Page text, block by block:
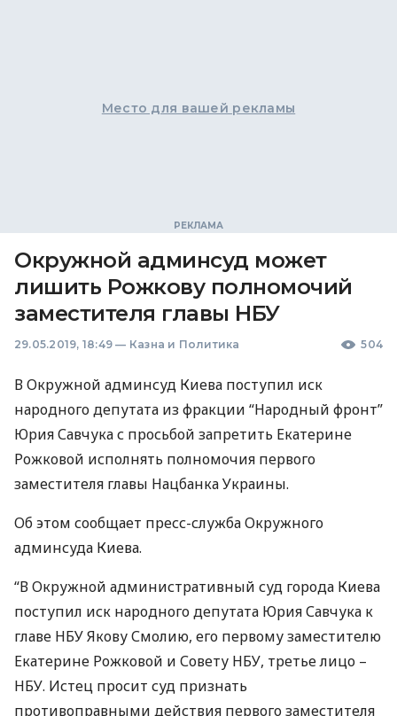
Место для вашей рекламы
Окружной админсуд может
лишить Рожкову полномочий
заместителя главы НБУ
29.05.2019, 18:49 — Казна и Политика 504
В Окружной админсуд Киева поступил иск
народного депутата из фракции “Народный фронт”
Юрия Савчука с просьбой запретить Екатерине
Рожковой исполнять полномочия первого
заместителя главы Нацбанка Украины.
Об этом сообщает пресс-служба Окружного
админсуда Киева.
“В Окружной административный суд города Киева
поступил иск народного депутата Юрия Савчука к
главе НБУЯкову Смолию, его первому заместителю
Екатерине Рожковой и Совету НБУ, третье лицо –
НБУ. Истец просит суд признать
противоправными действия первого заместителя